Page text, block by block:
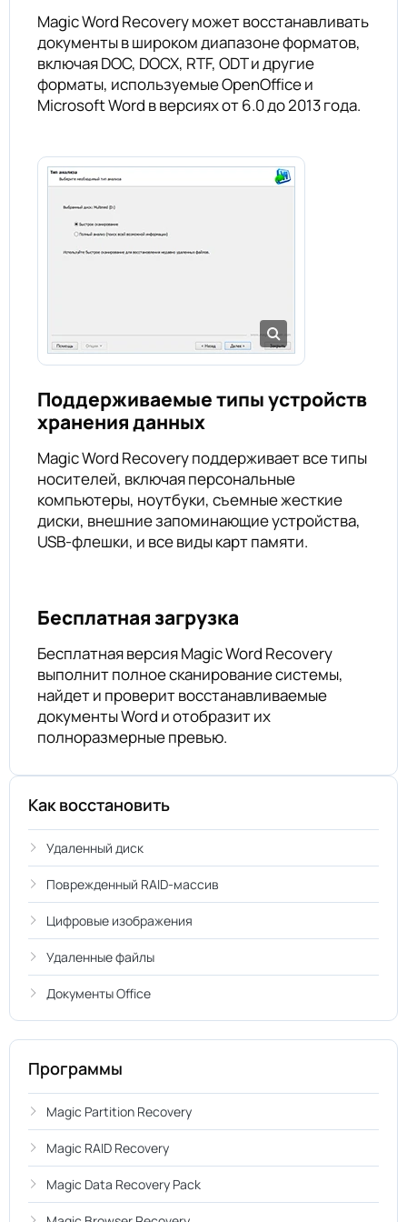
Magic Word Recovery может восстанавливать
документы в широком диапазоне форматов,
включая DOC, DOCX, RTF, ODT и другие
форматы, используемые OpenOffice и
Microsoft Word в версиях от 6.0 до 2013 года.
Поддерживаемые типы устройств
хранения данных
Magic Word Recovery поддерживает все типы
носителей, включая персональные
компьютеры, ноутбуки, съемные жесткие
диски, внешние запоминающие устройства,
USB-флешки, и все виды карт памяти.
Бесплатная загрузка
Бесплатная версия Magic Word Recovery
выполнит полное сканирование системы,
найдет и проверит восстанавливаемые
документы Word и отобразит их
полноразмерные превью.
Как восстановить
Удаленный диск
Поврежденный RAID-массив
Цифровые изображения
Удаленные файлы
Документы Office
Программы
Magic Partition Recovery
Magic RAID Recovery
Magic Data Recovery Pack